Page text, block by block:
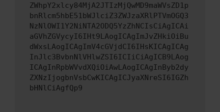
ZWhpY2xlcy84MjA2JTIzMjQwMD9maWVsZD1p
bnRlcm5hbE51bWJlciZ3ZWJzaXRlPTVmOGQ3
NzNlOWI1Y2NiNTA2ODQ5YzZhNCIsCiAgICAi
aGVhZGVycyI6IHt9LAogICAgImJvZHkiOiBu
dWxsLAogICAgImV4cGVjdCI6IHsKICAgICAg
InJlc3BvbnNlVHlwZSI6ICIiCiAgICB9LAog
ICAgInRpbWVvdXQiOiAwLAogICAgInByb2dy
ZXNzIjogbnVsbCwKICAgICJyaXNreSI6IGZh
bHNlCiAgfQp9